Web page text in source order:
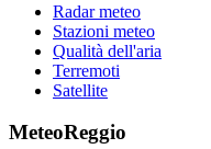
Radar meteo
Stazioni meteo
Qualità dell'aria
Terremoti
Satellite
MeteoReggio